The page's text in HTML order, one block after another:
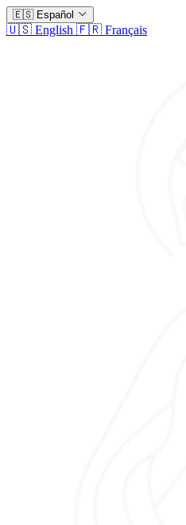
🇪🇸 Español
🇺🇸 English 🇫🇷 Français